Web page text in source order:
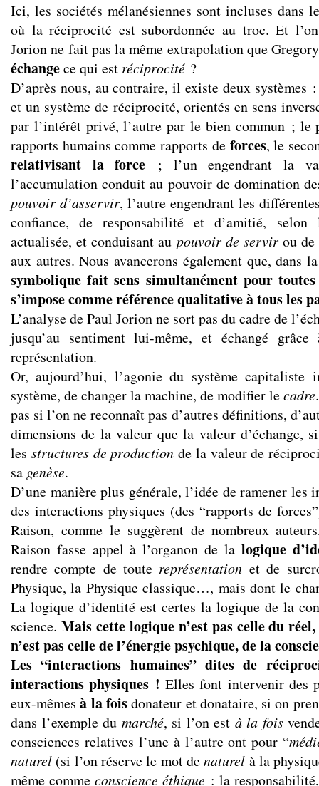
Ici, les sociétés mélanésiennes sont incluses dans
où la réciprocité est subordonnée au troc. Et
Jorion ne fait pas la même extrapolation que
échangece qui est réciprocité ?
D’après nous, au contraire, il existe deux systèmes :
et un système de réciprocité, orientés en sens
par l’intérêt privé, l’autre par le bien commun ; le
rapports humains comme rapports de forces, le
relativisant la force ; l’un engendrant la
l’accumulation conduit au pouvoir de domination
pouvoir d’asservir, l’autre engendrant les
confiance, de responsabilité et d’amitié,
actualisée, et conduisant au pouvoir de servirou de
aux autres. Nous avancerons également que, dans
symbolique fait sens simultanément pour
s’impose comme référence qualitative à tous les
L’analyse de Paul Jorion ne sort pas du cadre de
jusqu’au sentiment lui-même, et échangé
représentation.
Or, aujourd’hui, l’agonie du système capitaliste
système, de changer la machine, de modifier lecadre
pas si l’on ne reconnaît pas d’autres définitions,
dimensions de la valeur que la valeur d’échange,
les structures de production de la valeur de
sa genèse.
D’une manière plus générale, l’idée de ramener les
des interactions physiques (des “rapports de
Raison, comme le suggèrent de nombreux
Raison fasse appel à l’organon de la logique
rendre compte de toute représentation et de
Physique, la Physique classique…, mais dont le
La logique d’identité est certes la logique de la
science. Mais cette logique n’est pas celle du
n’est pas celle de l’énergie psychique, de la
Les “interactions humaines” dites de
interactions physiques ! Elles font intervenir des
eux-mêmesà la foisdonateur et donataire, si on
dans l’exemple du marché, si l’on est à la fois
consciences relatives l’une à l’autre ont pour “
naturel (si l’on réserve le mot denaturel à la
même comme conscience éthique : la